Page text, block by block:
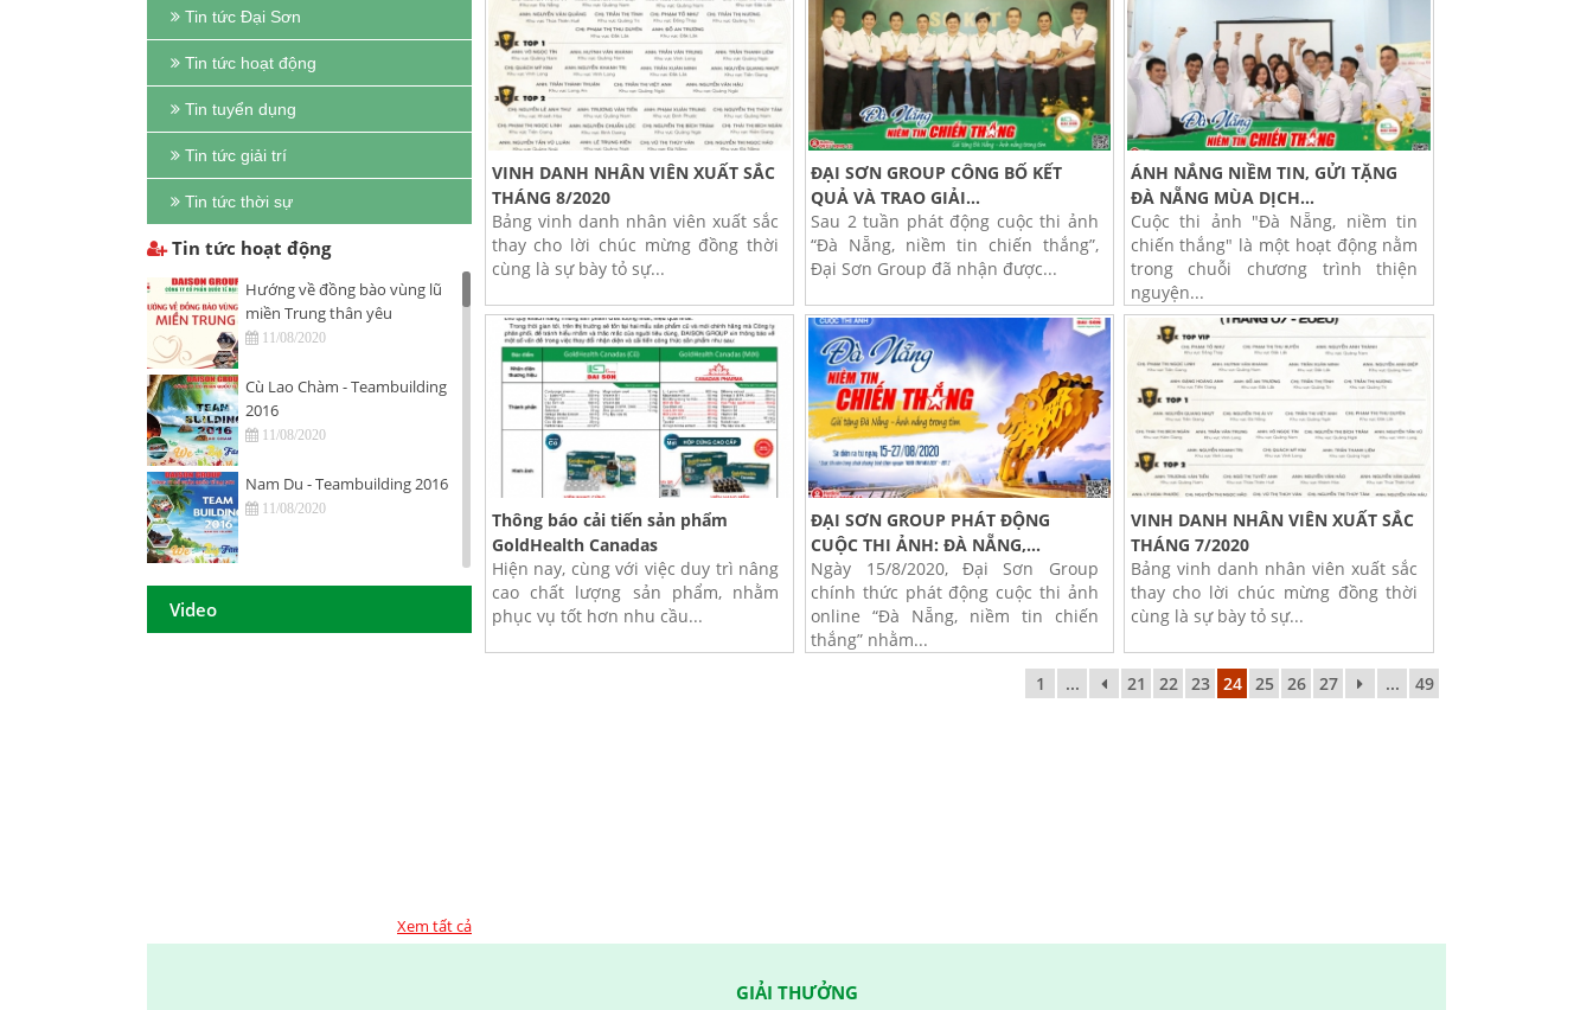
VINH DANH NHÂN VIÊN XUẤT SẮC
THÁNG 8/2020
Bảng vinh danh nhân viên xuất sắc
thay cho lời chúc mừng đồng thời
cùng là sự bày tỏ sự...
ĐẠI SƠN GROUP CÔNG BỐ KẾT
QUẢ VÀ TRAO GIẢI...
Sau 2 tuần phát động cuộc thi ảnh
“Đà Nẵng, niềm tin chiến thắng”,
Đại Sơn Group đã nhận được...
ÁNH NẮNG NIỀM TIN, GỬI TẶNG
ĐÀ NẴNG MÙA DỊCH...
Cuộc thi ảnh "Đà Nẵng, niềm tin
chiến thắng" là một hoạt động nằm
trong chuỗi chương trình thiện
nguyện...
Thông báo cải tiến sản phẩm
GoldHealth Canadas
Hiện nay, cùng với việc duy trì nâng
cao chất lượng sản phẩm, nhằm
phục vụ tốt hơn nhu cầu...
ĐẠI SƠN GROUP PHÁT ĐỘNG
CUỘC THI ẢNH: ĐÀ NẴNG,...
Ngày 15/8/2020, Đại Sơn Group
chính thức phát động cuộc thi ảnh
online “Đà Nẵng, niềm tin chiến
thắng” nhằm...
VINH DANH NHÂN VIÊN XUẤT SẮC
THÁNG 7/2020
Bảng vinh danh nhân viên xuất sắc
thay cho lời chúc mừng đồng thời
cùng là sự bày tỏ sự...
1 ... 21 22 23 24 25 26 27 ... 49
Tin tức Đại Sơn
Tin tức hoạt động
Tin tuyển dụng
Tin tức giải trí
Tin tức thời sự
Tin tức hoạt động
Hướng về đồng bào vùng lũ
miền Trung thân yêu
11/08/2020
Cù Lao Chàm - Teambuilding
2016
11/08/2020
Nam Du - Teambuilding 2016
11/08/2020
Hội nghị tri ân khách hàng - Tiền
Video
Xem tất cả
GIẢI THƯỞNG